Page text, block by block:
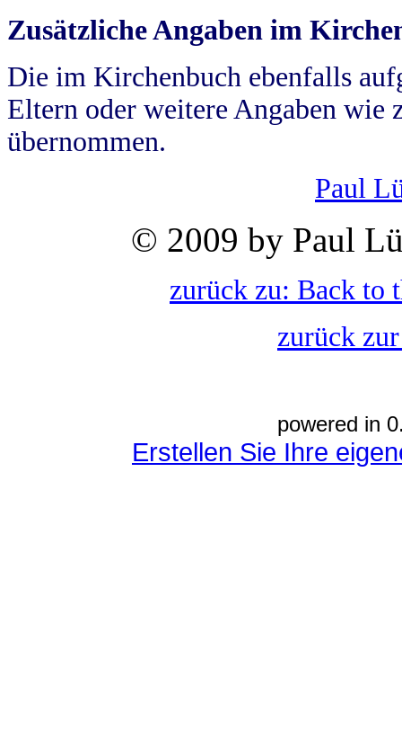
Zusätzliche Angaben im
Die im Kirchenbuch ebenfalls
Eltern oder weitere Angaben wie
übernommen.
Paul
© 2009 by Paul
zurück zu: Back to
zurück
powered in
Erstellen Sie Ihre